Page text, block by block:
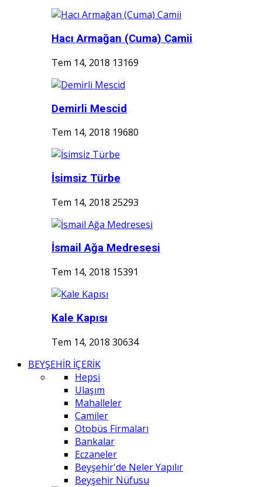
Hacı Armağan (Cuma) Camii
Tem 14, 2018 13169
Demirli Mescid
Tem 14, 2018 19680
İsimsiz Türbe
Tem 14, 2018 25293
İsmail Ağa Medresesi
Tem 14, 2018 15391
Kale Kapısı
Tem 14, 2018 30634
BEYŞEHİR İÇERİK
Hepsi
Ulaşım
Mahalleler
Camiler
Otobüs Firmaları
Bankalar
Eczaneler
Beyşehir'de Neler Yapılır
Beyşehir Nüfusu